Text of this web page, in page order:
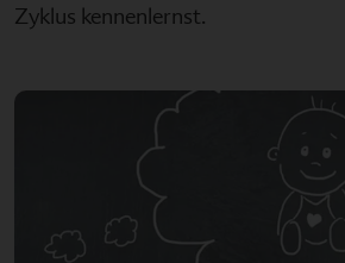
Zyklus kennenlernst.